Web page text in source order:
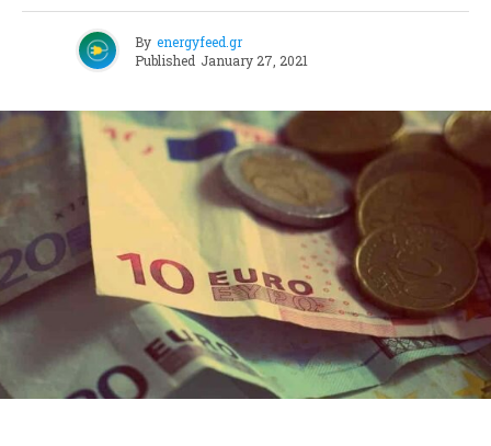
By energyfeed.gr
Published January 27, 2021